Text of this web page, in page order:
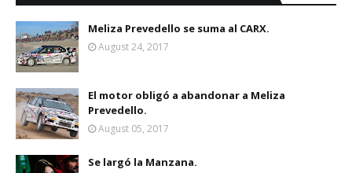
Meliza Prevedello se suma al CARX.
August 24, 2017
El motor obligó a abandonar a Meliza
Prevedello.
August 05, 2017
Se largó la Manzana.